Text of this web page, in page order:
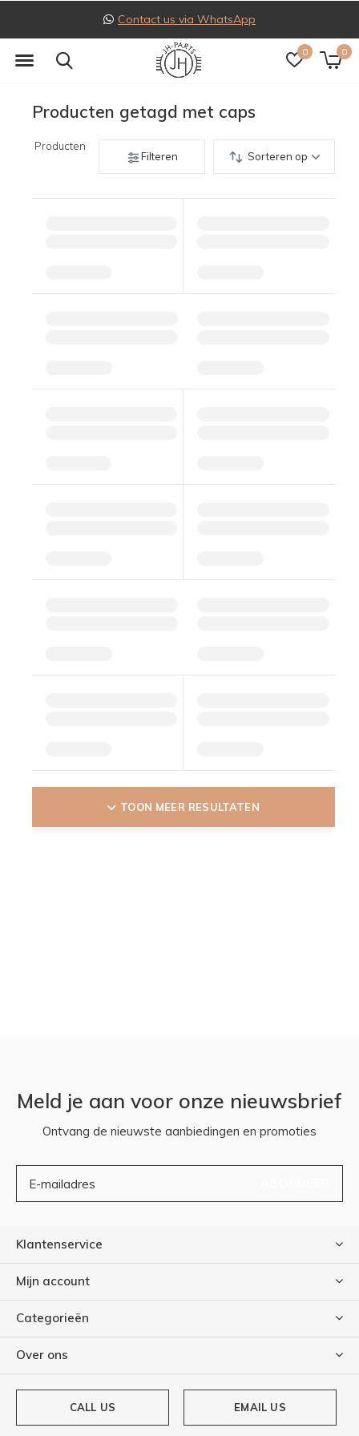
0 0
Contact us via WhatsApp
Producten getagd met caps
Producten
Filteren
Sorteren op
TOON MEER RESULTATEN
Meld je aan voor onze nieuwsbrief
Ontvang de nieuwste aanbiedingen en promoties
Klantenservice
Mijn account
Categorieën
Over ons
CALL US EMAIL US